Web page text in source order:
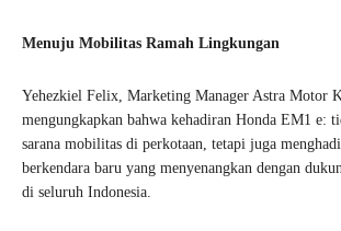
Menuju Mobilitas Ramah Lingkungan
Yehezkiel Felix, Marketing Manager Astra Motor
mengungkapkan bahwa kehadiran Honda EM1 e:
sarana mobilitas di perkotaan, tetapi juga
berkendara baru yang menyenangkan dengan
di seluruh Indonesia.